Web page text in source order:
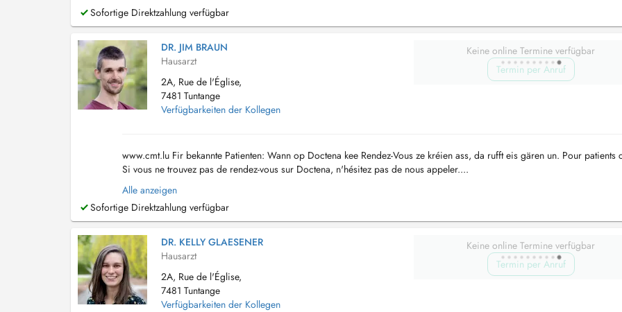
Sofortige Direktzahlung verfügbar
DR. JIM BRAUN
Hausarzt
2A, Rue de l'Église,
7481 Tuntange
Verfügbarkeiten der Kollegen
Keine online Termine verfügbar
Termin per Anruf
www.cmt.lu Fir bekannte Patienten: Wann op Doctena kee Rendez-Vous ze kréien ass, da rufft eis gären un. Pour patients
Si vous ne trouvez pas de rendez-vous sur Doctena, n'hésitez pas de nous appeler....
Alle anzeigen
Sofortige Direktzahlung verfügbar
DR. KELLY GLAESENER
Hausarzt
2A, Rue de l'Église,
7481 Tuntange
Verfügbarkeiten der Kollegen
Keine online Termine verfügbar
Termin per Anruf